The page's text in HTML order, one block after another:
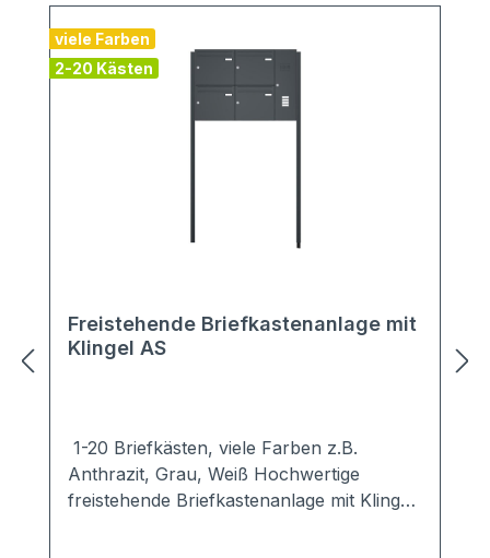
viele Farben
2-20 Kästen
Freistehende Briefkastenanlage mit
Klingel AS
1-20 Briefkästen, viele Farben z.B.
Anthrazit, Grau, Weiß Hochwertige
freistehende Briefkastenanlage mit Klingel